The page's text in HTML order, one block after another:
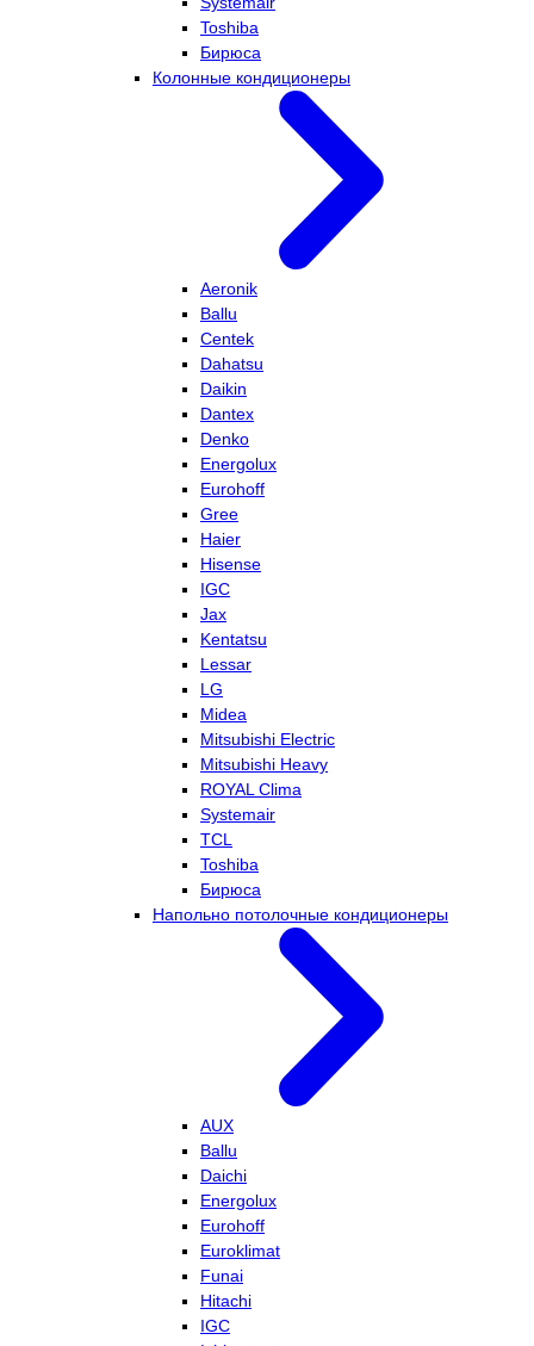
Toshiba
Бирюса
Колонные кондиционеры
Aeronik
Ballu
Centek
Dahatsu
Daikin
Dantex
Denko
Energolux
Eurohoff
Gree
Haier
Hisense
IGC
Jax
Kentatsu
Lessar
LG
Midea
Mitsubishi Electric
Mitsubishi Heavy
ROYAL Clima
Systemair
TCL
Toshiba
Бирюса
Напольно потолочные кондиционеры
AUX
Ballu
Daichi
Energolux
Eurohoff
Euroklimat
Funai
Hitachi
IGC